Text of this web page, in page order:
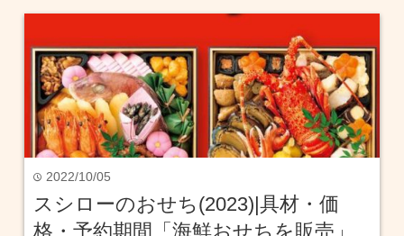
time 2022/10/05
スシローのおせち(2023)|具材・価
格・予約期間「海鮮おせちを販売」